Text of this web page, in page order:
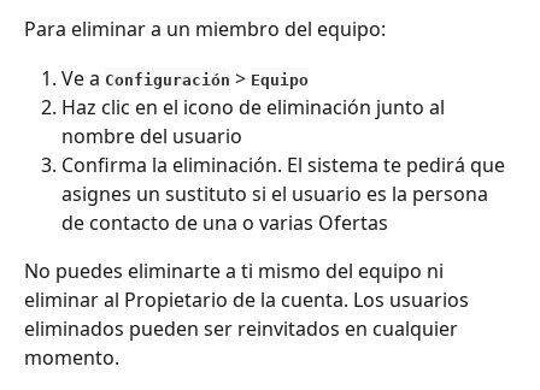
Para eliminar a un miembro del equipo:
Ve a Configuración > Equipo
Haz clic en el icono de eliminación junto al
nombre del usuario
Confirma la eliminación. El sistema te pedirá que
asignes un sustituto si el usuario es la persona
de contacto de una o varias Ofertas
No puedes eliminarte a ti mismo del equipo ni
eliminar al Propietario de la cuenta. Los usuarios
eliminados pueden ser reinvitados en cualquier
momento.